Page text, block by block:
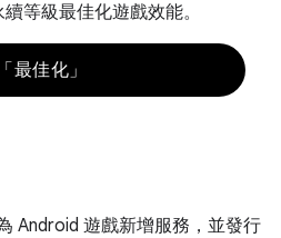
等級最佳化遊戲效能。
最佳化」
Android 遊戲新增服務，並發行